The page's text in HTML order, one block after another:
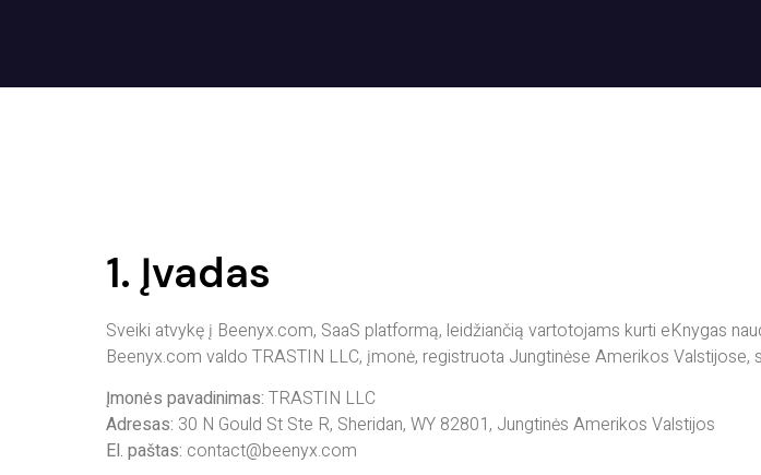
1. Įvadas
Sveiki atvykę į Beenyx.com, SaaS platformą, leidžiančią vartotojams kurti eKnygas
Beenyx.com valdo TRASTIN LLC, įmonė, registruota Jungtinėse Amerikos Valstijose,
Įmonės pavadinimas: TRASTIN LLC
Adresas: 30 N Gould St Ste R, Sheridan, WY 82801, Jungtinės Amerikos Valstijos
El. paštas: contact@beenyx.com